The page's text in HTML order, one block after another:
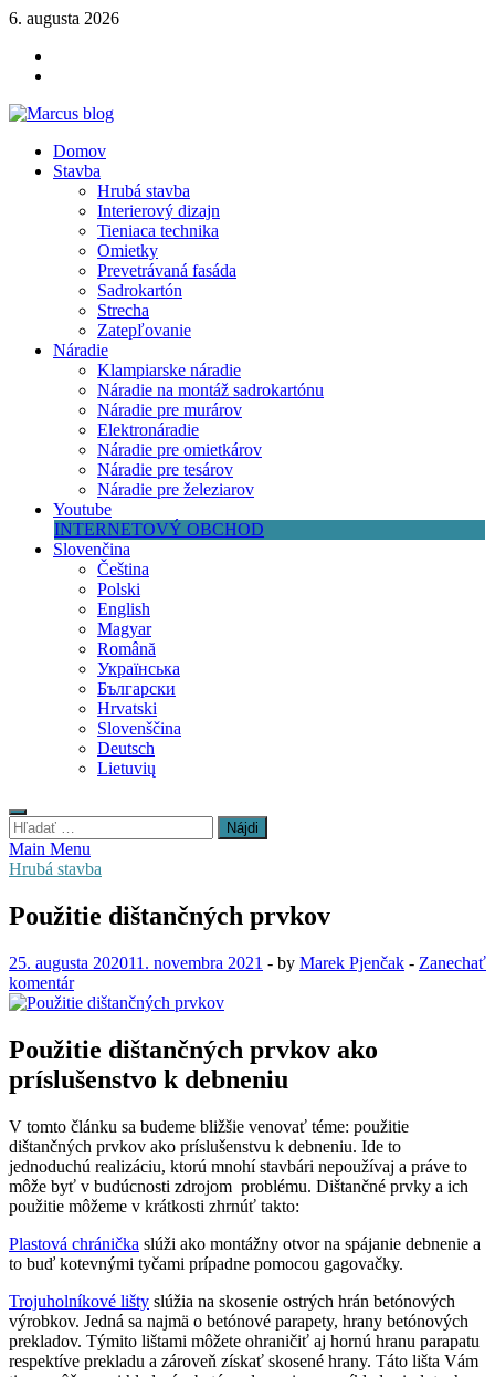
Skip
content
6. augusta 2026
NÁRADIE
Marcus blog
Stavebné profily, náradie, izolácie
Domov
Stavba
Hrubá stavba
Interierový dizajn
Tieniaca technika
Omietky
Prevetrávaná fasáda
Sadrokartón
Strecha
Zatepľovanie
Náradie
Klampiarske náradie
Náradie na montáž sadrokartónu
Náradie pre murárov
Elektronáradie
Náradie pre omietkárov
Náradie pre tesárov
Náradie pre železiarov
Youtube
INTERNETOVÝ OBCHOD
Slovenčina
Čeština
Polski
English
Magyar
Română
Українська
Български
Hrvatski
Slovenščina
Deutsch
Lietuvių
Hľadať:
Main Menu
Hrubá stavba
Použitie dištančných prvkov
25. augusta 202011. novembra 2021 - by Marek Pjenčak - Zanechať
komentár
Použitie dištančných prvkov ako
príslušenstvo k debneniu
V tomto článku sa budeme bližšie venovať téme: použitie
dištančných prvkov ako príslušenstvu k debneniu. Ide to
jednoduchú realizáciu, ktorú mnohí stavbári nepoužívaj a práve to
môže byť v budúcnosti zdrojom problému. Dištančné prvky a ich
použitie môžeme v krátkosti zhrnúť takto:
Plastová chránička slúži ako montážny otvor na spájanie debnenie a
to buď kotevnými tyčami prípadne pomocou gagovačky.
Trojuholníkové lišty slúžia na skosenie ostrých hrán betónových
výrobkov. Jedná sa najmä o betónové parapety, hrany betónových
prekladov. Týmito lištami môžete ohraničiť aj hornú hranu parapatu
respektíve prekladu a zároveň získať skosené hrany. Táto lišta Vám